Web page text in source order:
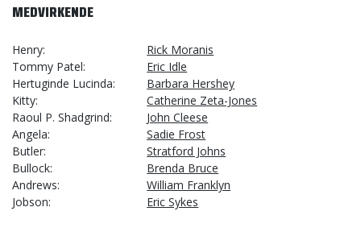
MEDVIRKENDE
Henry
Rick Moranis
Tommy Patel
Eric Idle
Hertuginde Lucinda
Barbara Hershey
Kitty
Catherine Zeta-Jones
Raoul P. Shadgrind
John Cleese
Angela
Sadie Frost
Butler
Stratford Johns
Bullock
Brenda Bruce
Andrews
William Franklyn
Jobson
Eric Sykes